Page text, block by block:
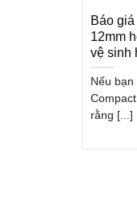
Báo
12mm
vệ sinh
Nếu
rằng [...]